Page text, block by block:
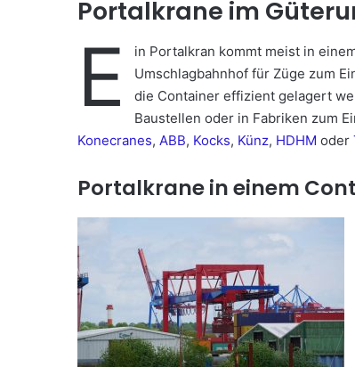
Portalkrane im
E
in Portalkran kommt meist in
Umschlagbahnhof für Züge zum
die Container effizient gelagert
Baustellen oder in Fabriken zum
Konecranes, ABB, Kocks, Künz, HDHM oder
Portalkrane in einem